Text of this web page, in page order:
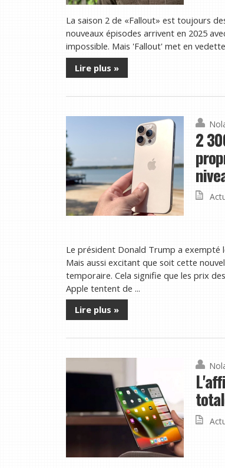
La saison 2 de «Fallout» est toujours
nouveaux épisodes arrivent en 2025
impossible. Mais 'Fallout' met en
Lire plus »
2
Le président Donald Trump a exempté
Mais aussi excitant que soit cette
temporaire. Cela signifie que les prix
Apple tentent de ...
Lire plus »